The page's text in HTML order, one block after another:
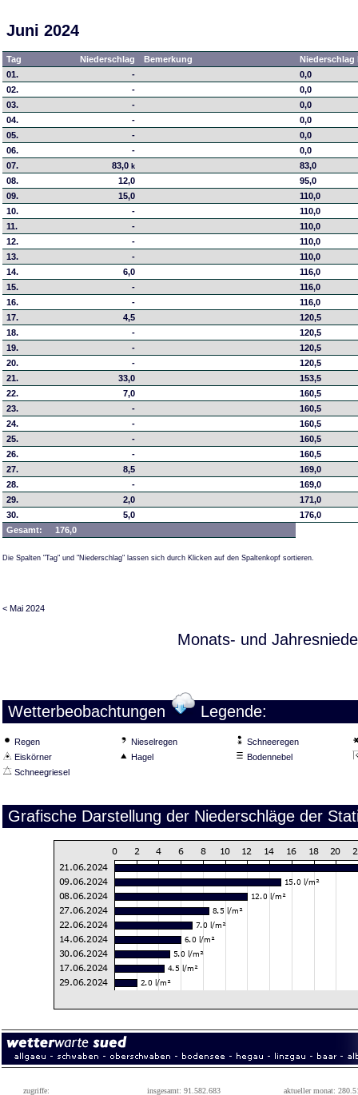
Juni 2024
Tag Niederschlag Bemerkung
01.
-
0,0
02.
-
0,0
03.
-
0,0
04.
-
0,0
05.
-
0,0
06.
-
0,0
07.
83,0k
83,0
08.
12,0
95,0
09.
15,0
110,0
10.
-
110,0
11.
-
110,0
12.
-
110,0
13.
-
110,0
14.
6,0
116,0
15.
-
116,0
16.
-
116,0
17.
4,5
120,5
18.
-
120,5
19.
-
120,5
20.
-
120,5
21.
33,0
153,5
22.
7,0
160,5
23.
-
160,5
24.
-
160,5
25.
-
160,5
26.
-
160,5
27.
8,5
169,0
28.
-
169,0
29.
2,0
171,0
30.
5,0
176,0
Gesamt:
176,0
Die Spalten "Tag" und "Niederschlag" lassen sich durch Klicken auf den Spaltenkopf sortieren.
< Mai 2024
Monats- und
Wetterbeobachtungen Legende:
Regen Nieselregen
Schneeregen
Eiskörner
Hagel
Bodennebel
Schneegriesel
Grafische Darstellung der Niederschläge der
zugriffe: insgesamt: 91.582.683 aktueller monat: